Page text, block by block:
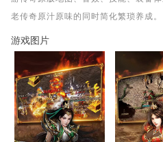
老传奇原汁原味的同时简化繁琐养成。
游戏图片